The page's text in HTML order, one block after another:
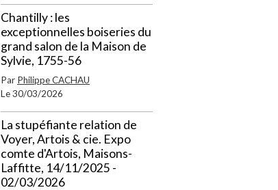
Chantilly : les
exceptionnelles boiseries du
grand salon de la Maison de
Sylvie, 1755-56
Par Philippe CACHAU
Le 30/03/2026
La stupéfiante relation de
Voyer, Artois & cie. Expo
comte d'Artois, Maisons-
Laffitte, 14/11/2025 -
02/03/2026